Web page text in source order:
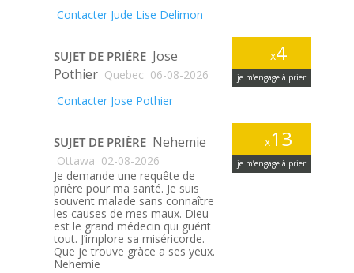
Contacter Jude Lise Delimon
x4
je m’engage à prier
SUJET DE PRIÈRE Jose
Pothier Quebec 06-08-2026
Contacter Jose Pothier
x13
je m’engage à prier
SUJET DE PRIÈRE Nehemie
Ottawa 02-08-2026
Je demande une requête de
prière pour ma santé. Je suis
souvent malade sans connaître
les causes de mes maux. Dieu
est le grand médecin qui guérit
tout. J’implore sa miséricorde.
Que je trouve gràce a ses yeux.
Nehemie